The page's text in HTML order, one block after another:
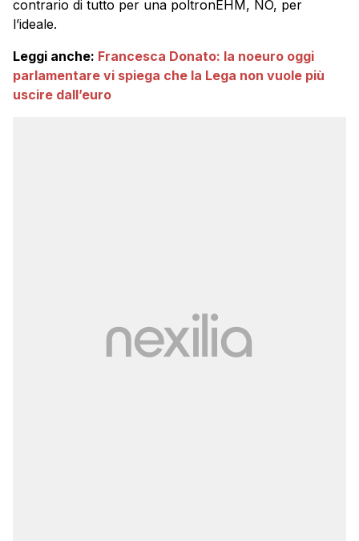
contrario di tutto per una poltronEHM, NO, per
l’ideale.
Leggi anche: Francesca Donato: la noeuro oggi
parlamentare vi spiega che la Lega non vuole più
uscire dall’euro